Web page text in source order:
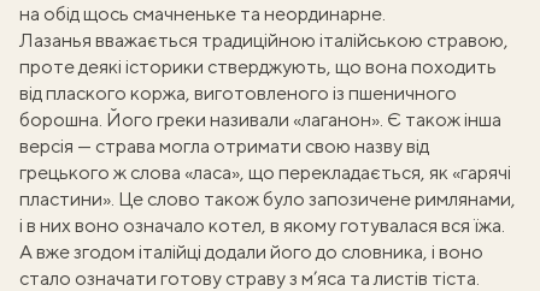
на обід щось смачненьке та неординарне.
Лазанья вважається традиційною італійською стравою,
проте деякі історики стверджують, що вона походить
від плаского коржа, виготовленого із пшеничного
борошна. Його греки називали «лаганон». Є також інша
версія — страва могла отримати свою назву від
грецького ж слова «ласа», що перекладається, як «гарячі
пластини». Це слово також було запозичене римлянами,
і в них воно означало котел, в якому готувалася вся їжа.
А вже згодом італійці додали його до словника, і воно
стало означати готову страву з м’яса та листів тіста.